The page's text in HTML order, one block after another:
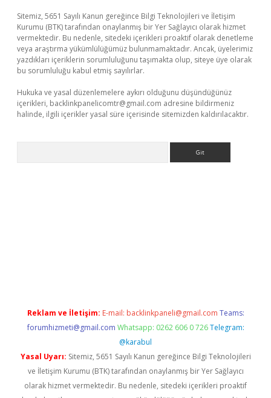
Sitemiz, 5651 Sayılı Kanun gereğince Bilgi Teknolojileri ve İletişim
Kurumu (BTK) tarafından onaylanmış bir Yer Sağlayıcı olarak hizmet
vermektedir. Bu nedenle, sitedeki içerikleri proaktif olarak denetleme
veya araştırma yükümlülüğümüz bulunmamaktadır. Ancak, üyelerimiz
yazdıkları içeriklerin sorumluluğunu taşımakta olup, siteye üye olarak
bu sorumluluğu kabul etmiş sayılırlar.
Hukuka ve yasal düzenlemelere aykırı olduğunu düşündüğünüz
içerikleri, backlinkpanelicomtr@gmail.com adresine bildirmeniz
halinde, ilgili içerikler yasal süre içerisinde sitemizden kaldırılacaktır.
Reklam ve İletişim: E-mail: backlinkpaneli@gmail.com Teams:
forumhizmeti@gmail.com Whatsapp: 0262 606 0 726 Telegram:
@karabul
Yasal Uyarı: Sitemiz, 5651 Sayılı Kanun gereğince Bilgi Teknolojileri
ve İletişim Kurumu (BTK) tarafından onaylanmış bir Yer Sağlayıcı
olarak hizmet vermektedir. Bu nedenle, sitedeki içerikleri proaktif